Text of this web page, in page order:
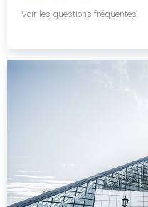
Voir les questions fréquentes.